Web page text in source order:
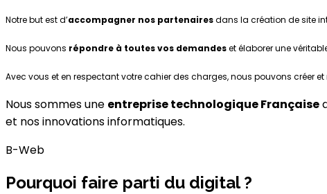
Notre but est d’accompagner nos partenairesdans la création de site
Nous pouvons répondre à toutes vos demandeset élaborer une
Avec vous et en respectant votre cahier des charges, nous pouvons créer
Nous sommes une entreprise technologique Française
et nos innovations informatiques.
B-Web
Pourquoi faire parti du digital ?